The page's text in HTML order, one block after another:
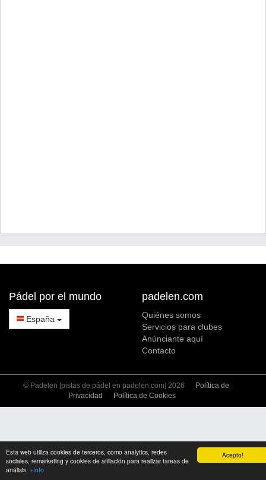
Acepto!
Esta web utiliza cookies de terceros, como analytics, redes
sociales, remarketing y cookies de afiliación para realizar tareas de
análisis. +Info
Pádel por el mundo
España
padelen.com
Quiénes somos
Servicios para clubes
Anúnciante aquí
Contacto
© Padelen [pistas de pádel en padelen.com] 2026
Política de
Privacidad
Política de Cookies